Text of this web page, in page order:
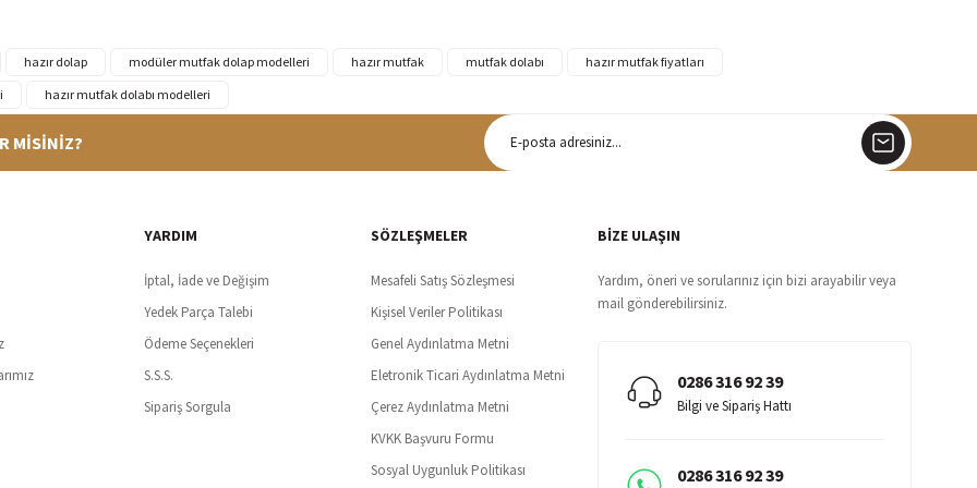
hazır dolap modüler mutfak dolap modelleri hazır mutfak mutfak dolabı
hazır mutfak fiyatları
hazır mutfak dolabı modelleri
SSl sertifikası ve 3D ödeme ile bilgileriniz güvende
Tüm ürünlerde ücretsiz teslimat
MİSİNİZ?
YARDIM
İptal, İade ve Değişim
Yedek Parça Talebi
Ödeme Seçenekleri
S.S.S.
Sipariş Sorgula
SÖZLEŞMELER
Mesafeli Satış Sözleşmesi
Kişisel Veriler Politikası
Genel Aydınlatma Metni
Eletronik Ticari Aydınlatma Metni
Çerez Aydınlatma Metni
KVKK Başvuru Formu
Sosyal Uygunluk Politikası
BİZE ULAŞIN
Yardım, öneri ve sorularınız için bizi arayabilir veya
mail gönderebilirsiniz.
0286 316 92 39
Bilgi ve Sipariş Hattı
0286 316 92 39